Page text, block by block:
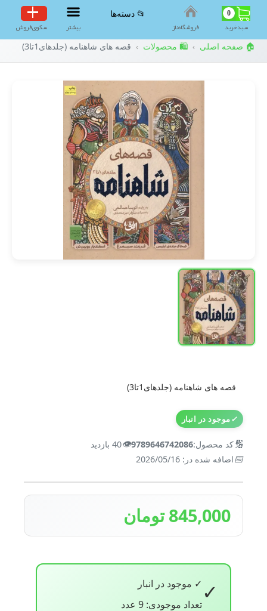
0
سبد‌خرید فروشگاه‌ناز
📂 دسته‌ها
بیشتر سکوی‌فروش
🏠 صفحه اصلی › 🛍️ محصولات › قصه های شاهنامه (جلدهای1تا3)
قصه های شاهنامه (جلدهای1تا3)
✓موجود در انبار
🔢کد محصول:9789646742086
👁️40 بازدید
📅اضافه شده در: 2026/05/16
845,000 تومان
✓ ✓ موجود در انبار
تعداد موجودی: 9 عدد